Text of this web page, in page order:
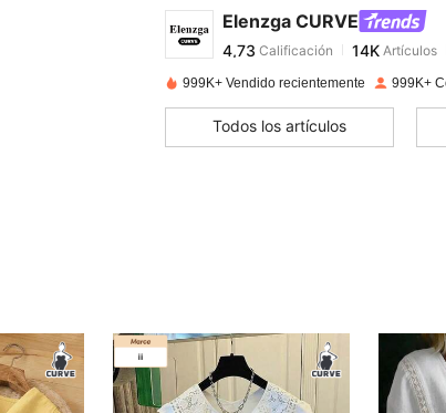
Elenzga CURVE
Calificación 14KArtículos
v***spagadoHace 1 día
4,73 14K
4,73
999K+ Vendido recientemente 999K+
Todos los artículos